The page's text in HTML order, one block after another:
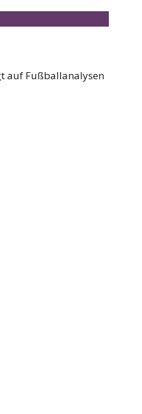
auf Fußballanalysen